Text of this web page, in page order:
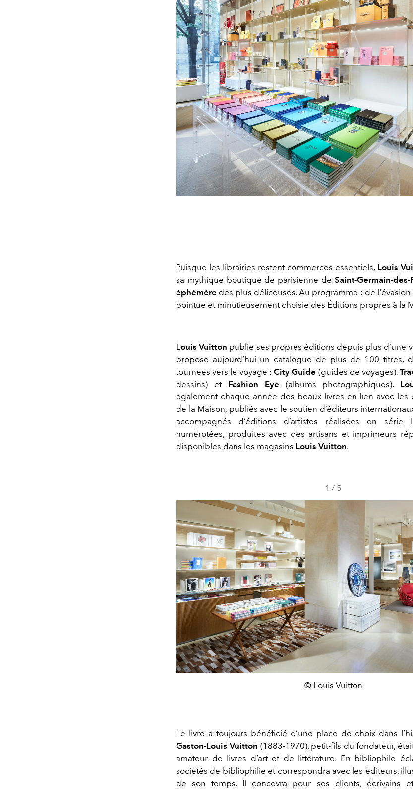
Puisque les librairies restent commerces essentiels, Louis
sa mythique boutique de parisienne de Saint-Germain-des-
éphémère des plus déliceuses. Au programme : de
pointue et minutieusement choisie des Éditions propres à la
Louis Vuitton publie ses propres éditions depuis plus d’une
propose aujourd’hui un catalogue de plus de 100 titres,
tournées vers le voyage :City Guide (guides de voyages),
dessins) et Fashion Eye (albums photographiques).
également chaque année des beaux livres en lien avec les
de la Maison, publiés avec le soutien d’éditeurs
accompagnés d’éditions d’artistes réalisées en série
numérotées, produites avec des artisans et imprimeurs
disponibles dans les magasins Louis Vuitton.
1 / 5
© Louis Vuitton
Le livre a toujours bénéficié d’une place de choix dans
Gaston-Louis Vuitton (1883-1970), petit-fils du fondateur,
amateur de livres d’art et de littérature. En bibliophile
sociétés de bibliophilie et correspondra avec les éditeurs,
de son temps. Il concevra pour ses clients, écrivains